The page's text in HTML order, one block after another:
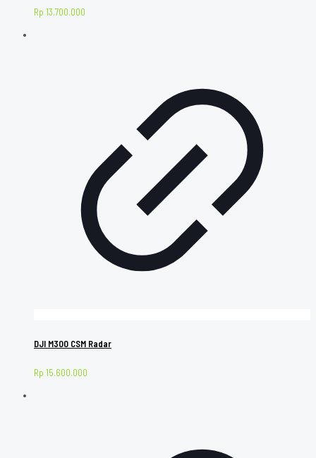
Rp 13.700.000
DJI M300 CSM Radar
Rp 15.600.000